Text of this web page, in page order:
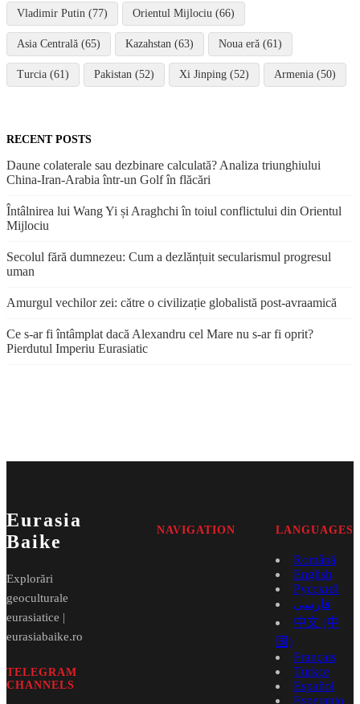
Vladimir Putin (77) Orientul Mijlociu (66)
Asia Centrală (65) Kazahstan (63) Noua eră (61)
Turcia (61) Pakistan (52) Xi Jinping (52) Armenia (50)
RECENT POSTS
Daune colaterale sau dezbinare calculată? Analiza triunghiului
China-Iran-Arabia într-un Golf în flăcări
Întâlnirea lui Wang Yi și Araghchi în toiul conflictului din Orientul
Mijlociu
Secolul fără dumnezeu: Cum a dezlănțuit secularismul progresul
uman
Amurgul vechilor zei: către o civilizație globalistă post-avraamică
Ce s-ar fi întâmplat dacă Alexandru cel Mare nu s-ar fi oprit?
Pierdutul Imperiu Eurasiatic
Eurasia
Baike
Explorări
geoculturale
eurasiatice |
eurasiabaike.ro
TELEGRAM
CHANNELS
NAVIGATION LANGUAGES
Română
English
Русский
فارسی
中文 (中
国)
Français
Türkçe
Español
Esperanto